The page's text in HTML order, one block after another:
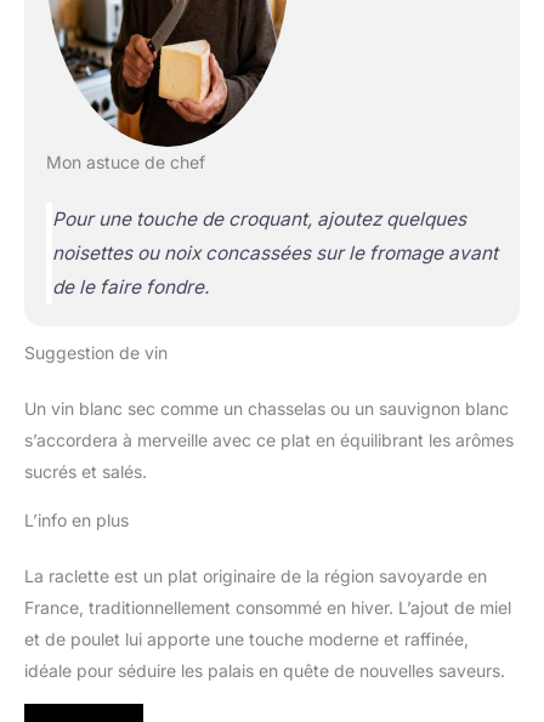
Mon astuce de chef
Pour une touche de croquant, ajoutez quelques
noisettes ou noix concassées sur le fromage avant
de le faire fondre.
Suggestion de vin
Un vin blanc sec comme un chasselas ou un sauvignon blanc
s’accordera à merveille avec ce plat en équilibrant les arômes
sucrés et salés.
L’info en plus
La raclette est un plat originaire de la région savoyarde en
France, traditionnellement consommé en hiver. L’ajout de miel
et de poulet lui apporte une touche moderne et raffinée,
idéale pour séduire les palais en quête de nouvelles saveurs.